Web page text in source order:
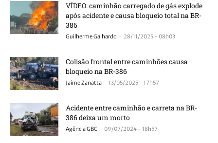
VÍDEO: caminhão carregado de gás explode
após acidente e causa bloqueio total na BR-
386
Guilherme Galhardo - 28/11/2025 - 08h03
Colisão frontal entre caminhões causa
bloqueio na BR-386
Jaime Zanatta - 13/05/2025 - 17h57
Acidente entre caminhão e carreta na BR-
386 deixa um morto
Agência GBC - 09/07/2024 - 18h57